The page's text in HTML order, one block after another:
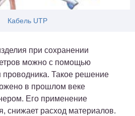
Кабель UTP
при сохранении
можно с помощью
проводника. Такое решение
в прошлом веке
Его применение
снижает расход материалов.